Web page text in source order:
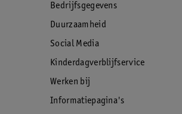
Bedrijfsgegevens
Duurzaamheid
Social Media
Kinderdagverblijfservice
Werken bij
Informatiepagina's